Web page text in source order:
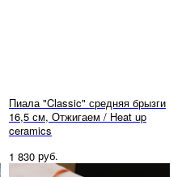
Пиала "Classic" средняя брызги
16,5 см, Отжигаем / Heat up
ceramics
1 830 руб.